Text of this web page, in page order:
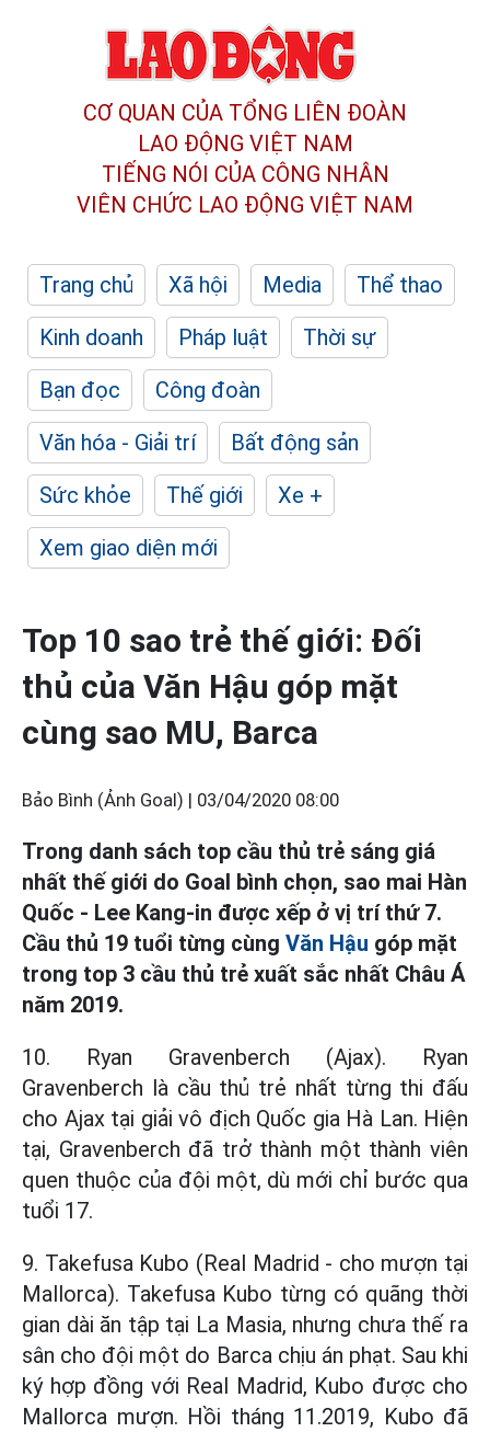
CƠ QUAN CỦA TỔNG LIÊN ĐOÀN
LAO ĐỘNG VIỆT NAM
TIẾNG NÓI CỦA CÔNG NHÂN
VIÊN CHỨC LAO ĐỘNG VIỆT NAM
Trang chủ Xã hội Media
Thể thao
Kinh doanh
Pháp luật
Thời sự
Bạn đọc
Công đoàn
Văn hóa - Giải trí
Bất động sản
Sức khỏe
Thế giới
Xe +
Xem giao diện mới
Top 10 sao trẻ thế giới: Đối
thủ của Văn Hậu góp mặt
cùng sao MU, Barca
Bảo Bình (Ảnh Goal) | 03/04/2020 08:00
Trong danh sách top cầu thủ trẻ sáng giá
nhất thế giới do Goal bình chọn, sao mai Hàn
Quốc - Lee Kang-in được xếp ở vị trí thứ 7.
Cầu thủ 19 tuổi từng cùng Văn Hậu góp mặt
trong top 3 cầu thủ trẻ xuất sắc nhất Châu Á
năm 2019.
10. Ryan Gravenberch (Ajax). Ryan
Gravenberch là cầu thủ trẻ nhất từng thi đấu
cho Ajax tại giải vô địch Quốc gia Hà Lan. Hiện
tại, Gravenberch đã trở thành một thành viên
quen thuộc của đội một, dù mới chỉ bước qua
tuổi 17.
9. Takefusa Kubo (Real Madrid - cho mượn tại
Mallorca). Takefusa Kubo từng có quãng thời
gian dài ăn tập tại La Masia, nhưng chưa thế ra
sân cho đội một do Barca chịu án phạt. Sau khi
ký hợp đồng với Real Madrid, Kubo được cho
Mallorca mượn. Hồi tháng 11.2019, Kubo đã